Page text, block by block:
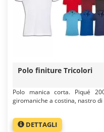
Polo finiture Tricolori
Polo manica corta. Piqué
giromaniche a costina, nastro di
DETTAGLI